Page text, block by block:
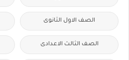
الصف الاول الثانوى
الصف الثالث الاعدادى